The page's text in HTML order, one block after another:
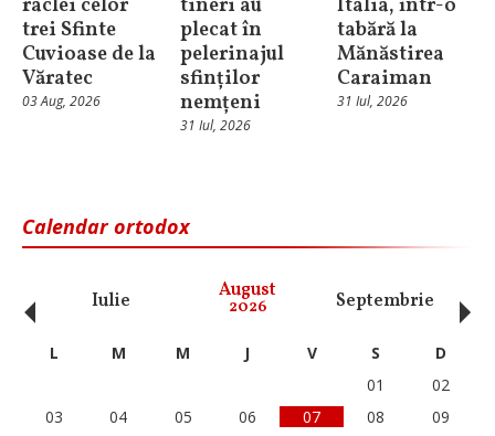
raclei celor
trei Sfinte
Cuvioase de la
Văratec
03 Aug, 2026
tineri au
plecat în
pelerinajul
sfinților
nemțeni
31 Iul, 2026
Italia, într-o
tabără la
Mănăstirea
Caraiman
31 Iul, 2026
Calendar ortodox
Iulie August
2026 Septembrie
‹ L M M J V S
D
01
02
03
04 05 06 07 08
09